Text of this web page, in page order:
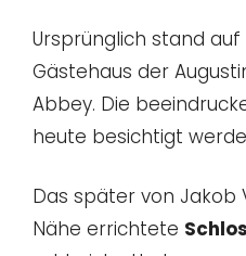
Ursprünglich stand
Gästehaus der
Abbey. Die
heute besichtigt
Das später von Jakob
Nähe errichtete